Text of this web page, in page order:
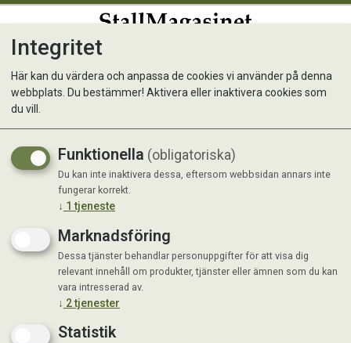
Monster Dog Adult Single
Beef Burk 400 g
Integritet
Här kan du värdera och anpassa de cookies vi använder på denna
webbplats. Du bestämmer! Aktivera eller inaktivera cookies som
du vill.
Funktionella (obligatoriska)
Du kan inte inaktivera dessa, eftersom webbsidan annars inte
fungerar korrekt.
↓ 1 tjeneste
Marknadsföring
Dessa tjänster behandlar personuppgifter för att visa dig
relevant innehåll om produkter, tjänster eller ämnen som du kan
vara intresserad av.
↓ 2tjenester
Statistik